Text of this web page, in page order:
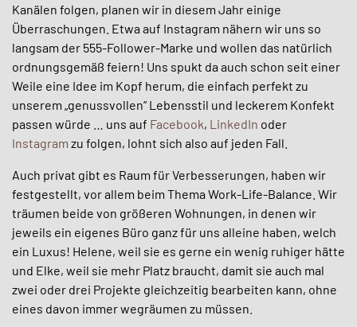
Kanälen folgen, planen wir in diesem Jahr einige
Überraschungen. Etwa auf Instagram nähern wir uns so
langsam der 555-Follower-Marke und wollen das natürlich
ordnungsgemäß feiern! Uns spukt da auch schon seit einer
Weile eine Idee im Kopf herum, die einfach perfekt zu
unserem „genussvollen“ Lebensstil und leckerem Konfekt
passen würde … uns auf Facebook, LinkedIn oder
Instagram zu folgen, lohnt sich also auf jeden Fall.
Auch privat gibt es Raum für Verbesserungen, haben wir
festgestellt, vor allem beim Thema Work-Life-Balance. Wir
träumen beide von größeren Wohnungen, in denen wir
jeweils ein eigenes Büro ganz für uns alleine haben, welch
ein Luxus! Helene, weil sie es gerne ein wenig ruhiger hätte
und Elke, weil sie mehr Platz braucht, damit sie auch mal
zwei oder drei Projekte gleichzeitig bearbeiten kann, ohne
eines davon immer wegräumen zu müssen.